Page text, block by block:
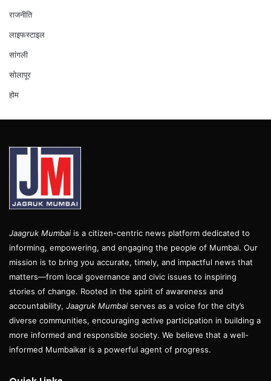
राजनीति
लाइफस्टाइल
सांगली
सोलापूर
होम
Jaagruk Mumbai is a citizen-centric news platform dedicated to
informing, empowering, and engaging the people of Mumbai. Our
mission is to bring you accurate, timely, and impactful news that
matters—from local governance and civic issues to inspiring
stories of change. Rooted in the spirit of awareness and
accountability, Jaagruk Mumbai serves as a voice for the city’s
diverse communities, encouraging active participation in building a
more informed and responsible society. We believe that a well-
informed Mumbaikar is a powerful agent of progress.